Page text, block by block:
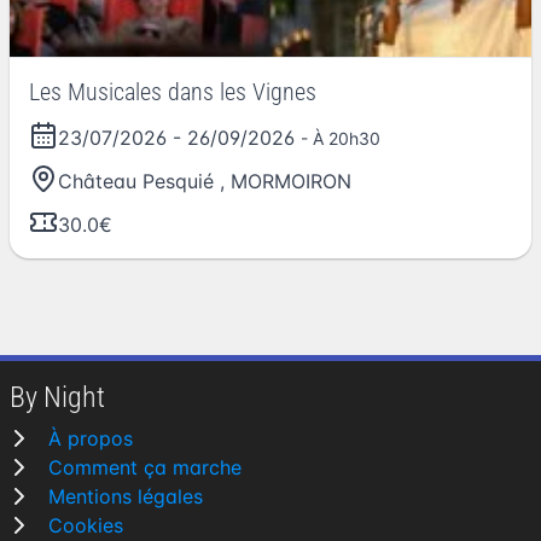
Les Musicales dans les Vignes
23/07/2026 - 26/09/2026 - À 20h30
Château Pesquié , MORMOIRON
30.0€
By Night
À propos
Comment ça marche
Mentions légales
Cookies